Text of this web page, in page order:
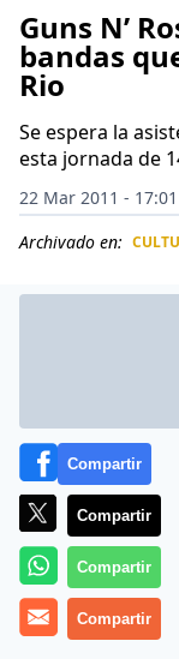
Guns N’
bandas
Rio
Se espera la
esta jornada de
22 Mar 2011 - 17:01
Archivado en:
La banda
Compartir
Compartir
Compartir
Compartir